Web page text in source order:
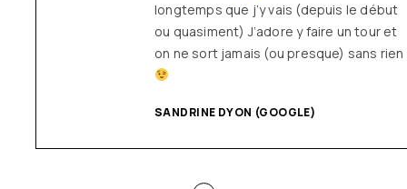
longtemps que j’y vais (depuis le début
ou quasiment) J’adore y faire un tour et
on ne sort jamais (ou presque) sans rien
SANDRINE DYON (GOOGLE)